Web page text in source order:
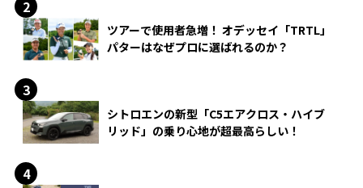
ツアーで使用者急増！ オデッセイ「TRTL」
パターはなぜプロに選ばれるのか？
シトロエンの新型「C5エアクロス・ハイブ
リッド」の乗り心地が超最高らしい！